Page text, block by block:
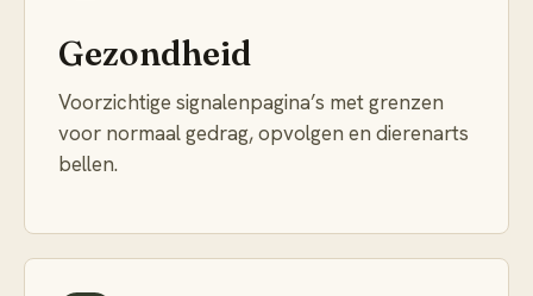
Gezondheid
Voorzichtige signalenpagina’s met grenzen
voor normaal gedrag, opvolgen en dierenarts
bellen.